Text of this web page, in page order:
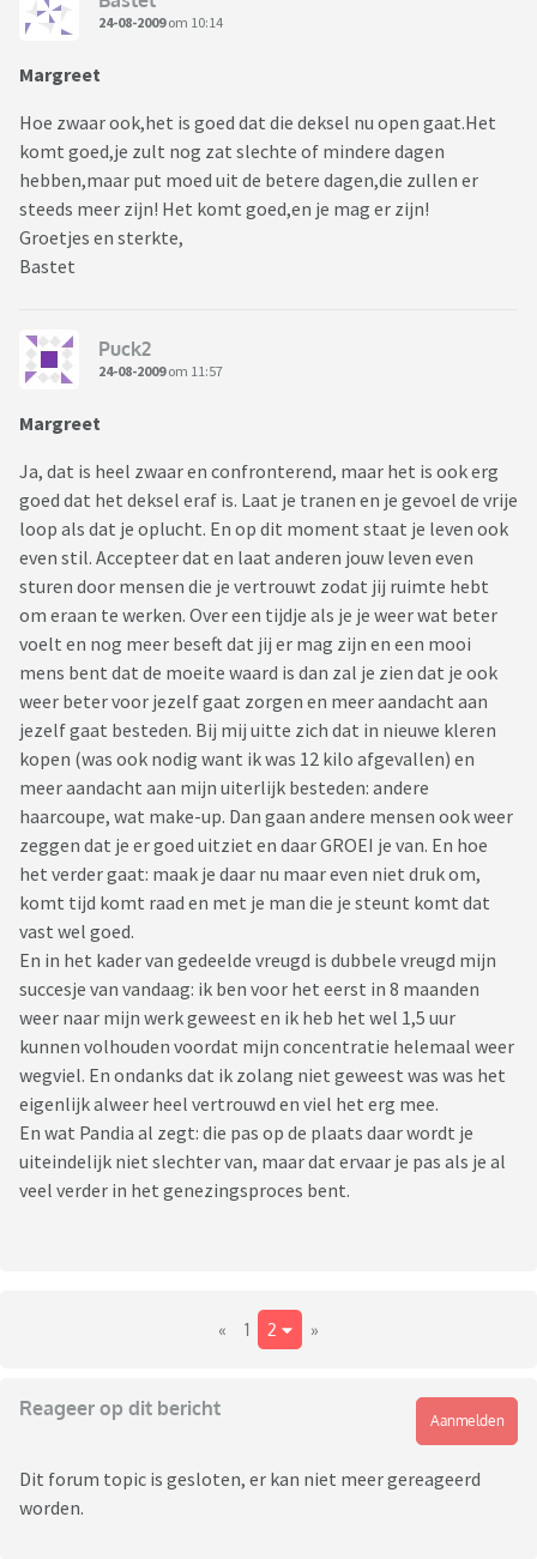
24-08-2009om 10:14
Margreet
Hoe zwaar ook,het is goed dat die deksel nu open gaat.Het
komt goed,je zult nog zat slechte of mindere dagen
hebben,maar put moed uit de betere dagen,die zullen er
steeds meer zijn! Het komt goed,en je mag er zijn!
Groetjes en sterkte,
Bastet
Puck2
24-08-2009om 11:57
Margreet
Ja, dat is heel zwaar en confronterend, maar het is ook erg
goed dat het deksel eraf is. Laat je tranen en je gevoel de vrije
loop als dat je oplucht. En op dit moment staat je leven ook
even stil. Accepteer dat en laat anderen jouw leven even
sturen door mensen die je vertrouwt zodat jij ruimte hebt
om eraan te werken. Over een tijdje als je je weer wat beter
voelt en nog meer beseft dat jij er mag zijn en een mooi
mens bent dat de moeite waard is dan zal je zien dat je ook
weer beter voor jezelf gaat zorgen en meer aandacht aan
jezelf gaat besteden. Bij mij uitte zich dat in nieuwe kleren
kopen (was ook nodig want ik was 12 kilo afgevallen) en
meer aandacht aan mijn uiterlijk besteden: andere
haarcoupe, wat make-up. Dan gaan andere mensen ook weer
zeggen dat je er goed uitziet en daar GROEI je van. En hoe
het verder gaat: maak je daar nu maar even niet druk om,
komt tijd komt raad en met je man die je steunt komt dat
vast wel goed.
En in het kader van gedeelde vreugd is dubbele vreugd mijn
succesje van vandaag: ik ben voor het eerst in 8 maanden
weer naar mijn werk geweest en ik heb het wel 1,5 uur
kunnen volhouden voordat mijn concentratie helemaal weer
wegviel. En ondanks dat ik zolang niet geweest was was het
eigenlijk alweer heel vertrouwd en viel het erg mee.
En wat Pandia al zegt: die pas op de plaats daar wordt je
uiteindelijk niet slechter van, maar dat ervaar je pas als je al
veel verder in het genezingsproces bent.
« 1 2 »
Reageer op dit bericht
Aanmelden
Dit forum topic is gesloten, er kan niet meer gereageerd
worden.